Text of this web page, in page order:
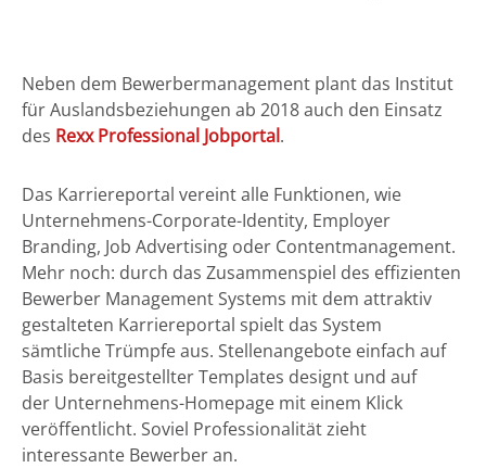
Neben dem Bewerbermanagement plant das Institut
für Auslandsbeziehungen ab 2018 auch den Einsatz
des Rexx Professional Jobportal.
Das Karriereportal vereint alle Funktionen, wie
Unternehmens-Corporate-Identity, Employer
Branding, Job Advertising oder Contentmanagement.
Mehr noch: durch das Zusammenspiel des effizienten
Bewerber Management Systems mit dem attraktiv
gestalteten Karriereportal spielt das System
sämtliche Trümpfe aus. Stellenangebote einfach auf
Basis bereitgestellter Templates designt und auf
der Unternehmens-Homepage mit einem Klick
veröffentlicht. Soviel Professionalität zieht
interessante Bewerber an.